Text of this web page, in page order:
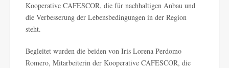
Kooperative CAFESCOR, die für nachhaltigen Anbau und
die Verbesserung der Lebensbedingungen in der Region
steht.
Begleitet wurden die beiden von Iris Lorena Perdomo
Romero, Mitarbeiterin der Kooperative CAFESCOR, die